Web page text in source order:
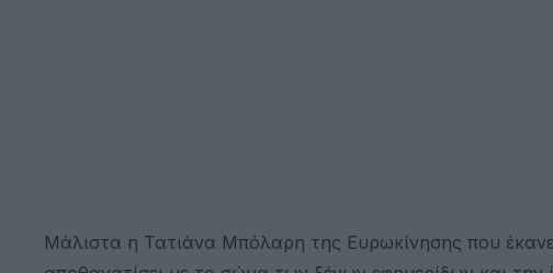
Μάλιστα η Τατιάνα Μπόλαρη της Ευρωκίνησης που